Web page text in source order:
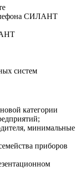
систем
категории
минимальные
приборов